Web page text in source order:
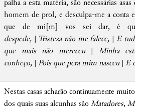
palha a esta matéria, são necessárias asas
homem de prol, e desculpa-me a conta
que de mi[m] vos sei dar, é
despede,
Tristeza não me falece,
E tudo
que mais não mereceu| Minha
conheço,
Pois que pera mim nasceu| E eu
Nestas casas acharão continuamente muitos
dos quais suas alcunhas são Matadores,